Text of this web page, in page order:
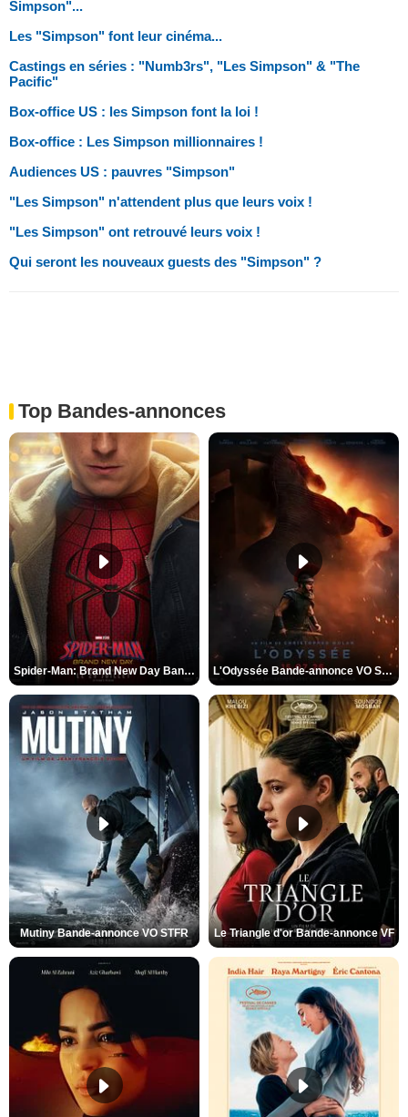
Simpson"...
Les "Simpson" font leur cinéma...
Castings en séries : "Numb3rs", "Les Simpson" & "The
Pacific"
Box-office US : les Simpson font la loi !
Box-office : Les Simpson millionnaires !
Audiences US : pauvres "Simpson"
"Les Simpson" n'attendent plus que leurs voix !
"Les Simpson" ont retrouvé leurs voix !
Qui seront les nouveaux guests des "Simpson" ?
Top Bandes-annonces
Spider-Man: Brand New Day Bande-annonce VO STFR L'Odyssée Bande-annonce VO STFR
Mutiny Bande-annonce VO STFR Le Triangle d'or Bande-annonce VF